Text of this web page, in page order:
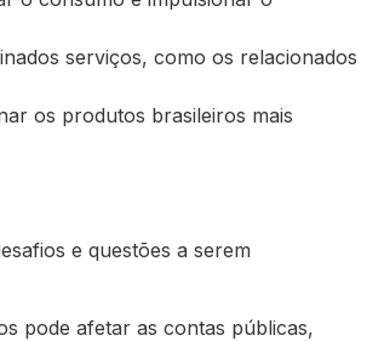
serviços, como os relacionados
os produtos brasileiros mais
e questões a serem
pode afetar as contas públicas,